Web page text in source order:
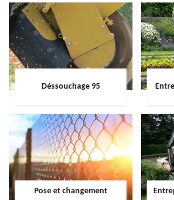
Déssouchage 95
Pose et changement